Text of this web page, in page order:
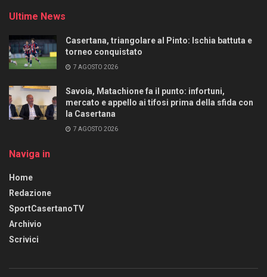
Ultime News
Casertana, triangolare al Pinto: Ischia battuta e
torneo conquistato
7 AGOSTO 2026
Savoia, Matachione fa il punto: infortuni,
mercato e appello ai tifosi prima della sfida con
la Casertana
7 AGOSTO 2026
Naviga in
Home
Redazione
SportCasertanoTV
Archivio
Scrivici